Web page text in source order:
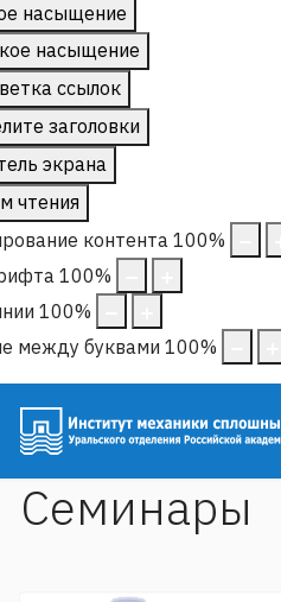
насыщение
насыщение
ссылок
заголовки
экрана
чтения
контента 100%
100%
100%
между буквами 100%
Семинары